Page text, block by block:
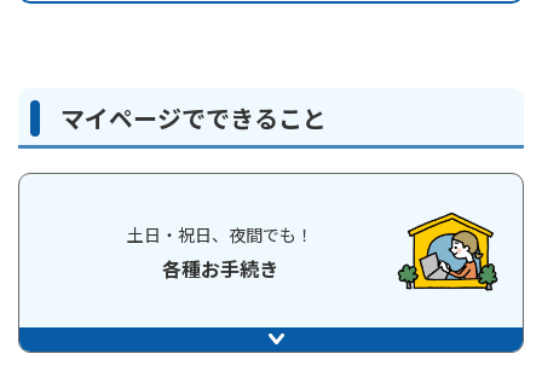
マイページでできること
土日・祝日、夜間でも！
各種お手続き